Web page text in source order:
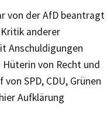
von der AfD beantragt
anderer
Anschuldigungen
von Recht und
SPD, CDU, Grünen
Aufklärung